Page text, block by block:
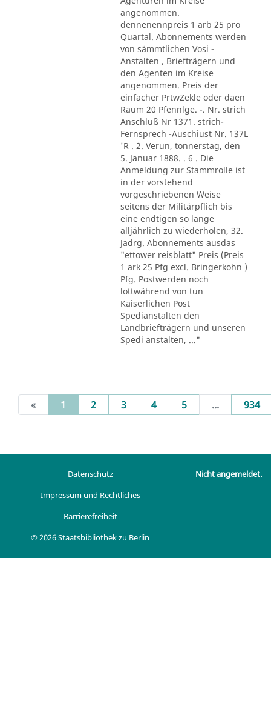
angenommen.
dennenennpreis 1 arb 25 pro
Quartal. Abonnements werden
von sämmtlichen Vosi -
Anstalten , Briefträgern und
den Agenten im Kreise
angenommen. Preis der
einfacher PrtwZekle oder daen
Raum 20 Pfennlge. -. Nr. strich
Anschluß Nr 1371. strich-
Fernsprech -Auschiust Nr. 137L
'R . 2. Verun, tonnerstag, den
5. Januar 1888. . 6 . Die
Anmeldung zur Stammrolle ist
in der vorstehend
vorgeschriebenen Weise
seitens der Militärpflich bis
eine endtigen so lange
alljährlich zu wiederholen, 32.
Jadrg. Abonnements ausdas
"ettower reisblatt" Preis (Preis
1 ark 25 Pfg excl. Bringerkohn )
Pfg. Postwerden noch
lottwährend von tun
Kaiserlichen Post
Spedianstalten den
Landbriefträgern und unseren
Spedi anstalten, ..."
« 1 (current)
2 3 4 5 ... 934
Datenschutz
Impressum und Rechtliches
Barrierefreiheit
© 2026 Staatsbibliothek zu Berlin
Nicht angemeldet.